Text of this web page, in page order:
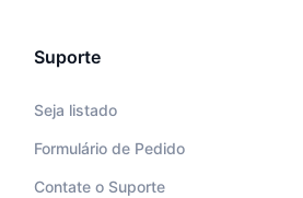
Suporte
Seja listado
Formulário de Pedido
Contate o Suporte